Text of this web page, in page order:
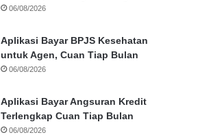
06/08/2026
Aplikasi Bayar BPJS Kesehatan
untuk Agen, Cuan Tiap Bulan
06/08/2026
Aplikasi Bayar Angsuran Kredit
Terlengkap Cuan Tiap Bulan
06/08/2026